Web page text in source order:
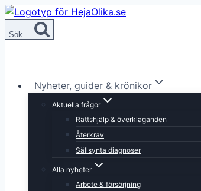
Skip
content
Sök ...
Nyheter, guider & krönikor
Aktuella frågor
Rättshjälp & överklaganden
Återkrav
Sällsynta diagnoser
Alla nyheter
Arbete & försörjning